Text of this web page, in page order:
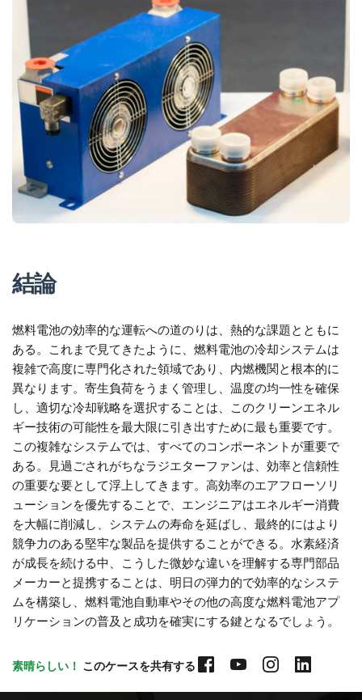
結論
燃料電池の効率的な運転への道のりは、熱的な課題とともに
ある。これまで見てきたように、燃料電池の冷却システムは
複雑で高度に専門化された領域であり、内燃機関と根本的に
異なります。寄生負荷をうまく管理し、温度の均一性を確保
し、適切な冷却戦略を選択することは、このクリーンエネル
ギー技術の可能性を最大限に引き出すために最も重要です。
この複雑なシステムでは、すべてのコンポーネントが重要で
ある。見過ごされがちなラジエターファンは、効率と信頼性
の重要な要として浮上してきます。高効率のエアフローソリ
ューションを優先することで、エンジニアはエネルギー消費
を大幅に削減し、システムの寿命を延ばし、最終的にはより
競争力のある堅牢な製品を提供することができる。水素経済
が成長を続ける中、こうした微妙な違いを理解する専門部品
メーカーと提携することは、明日の弾力的で効率的なシステ
ムを構築し、燃料電池自動車やその他の高度な燃料電池アプ
リケーションの普及と成功を確実にする鍵となるでしょう。
素晴らしい！ このケースを共有する